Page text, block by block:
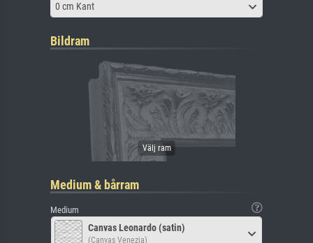
0 cm Kant
Bildram
Medium & bårram
Medium
Canvas Leonardo (satin)
(Canvas Venezia)